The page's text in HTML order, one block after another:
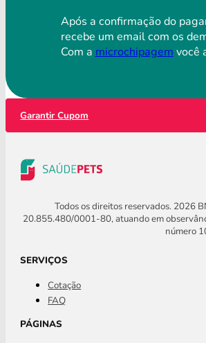
Após a confirmação do
recebe um email com os
Com a microchipagem você
Garantir Cupom
Todos os direitos reservados. 2026
20.855.480/0001-80, atuando em
número
SERVIÇOS
Cotação
FAQ
PÁGINAS